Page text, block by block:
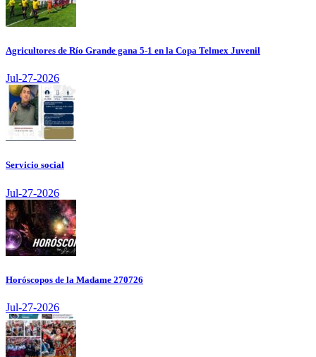
Agricultores de Río Grande gana 5-1 en la Copa Telmex Juvenil
Jul-27-2026
Servicio social
Jul-27-2026
Horóscopos de la Madame 270726
Jul-27-2026